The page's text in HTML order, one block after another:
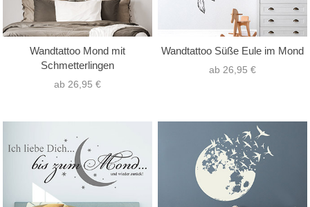
Wandtattoo Mond mit
Schmetterlingen
ab 26,95 €
Wandtattoo Süße Eule im Mond
ab 26,95 €